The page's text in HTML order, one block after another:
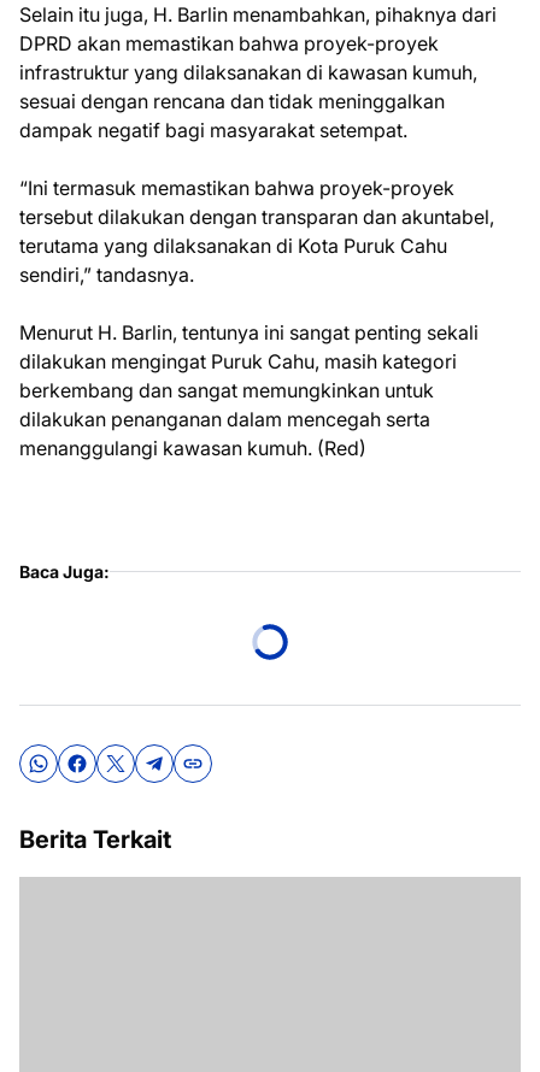
Selain itu juga, H. Barlin menambahkan, pihaknya dari
DPRD akan memastikan bahwa proyek-proyek
infrastruktur yang dilaksanakan di kawasan kumuh,
sesuai dengan rencana dan tidak meninggalkan
dampak negatif bagi masyarakat setempat.
“Ini termasuk memastikan bahwa proyek-proyek
tersebut dilakukan dengan transparan dan akuntabel,
terutama yang dilaksanakan di Kota Puruk Cahu
sendiri,” tandasnya.
Menurut H. Barlin, tentunya ini sangat penting sekali
dilakukan mengingat Puruk Cahu, masih kategori
berkembang dan sangat memungkinkan untuk
dilakukan penanganan dalam mencegah serta
menanggulangi kawasan kumuh. (Red)
Baca Juga:
Berita Terkait